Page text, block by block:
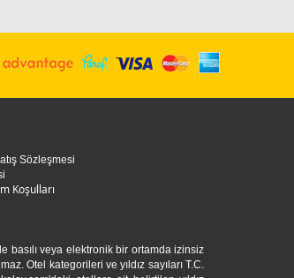
Sözleşmesi
Koşulları
basılı veya elektronik bir ortamda izinsiz
Otel kategorileri ve yıldız sayıları T.C.